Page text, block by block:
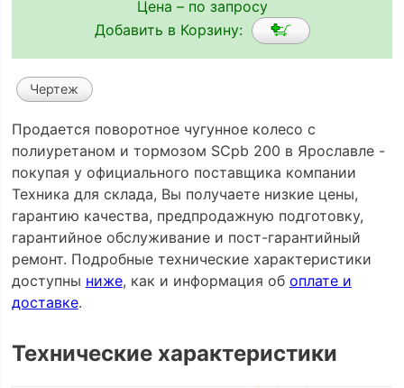
Цена – по запросу
Добавить в Корзину:
Чертеж
Продается поворотное чугунное колесо с
полиуретаном и тормозом SCpb 200 в Ярославле -
покупая у официального поставщика компании
Техника для склада, Вы получаете низкие цены,
гарантию качества, предпродажную подготовку,
гарантийное обслуживание и пост-гарантийный
ремонт. Подробные технические характеристики
доступны ниже, как и информация об оплате и
доставке.
Технические характеристики